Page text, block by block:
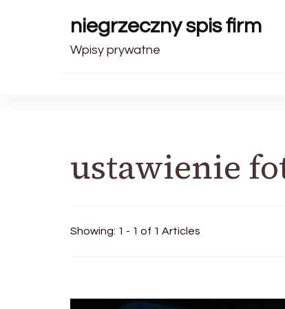
niegrzeczny spis firm
Wpisy prywatne
ustawienie
Showing: 1 - 1 of 1 Articles